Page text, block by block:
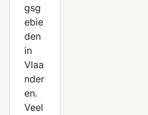
gsg
ebie
den
in
Vlaa
nder
en.
Veel